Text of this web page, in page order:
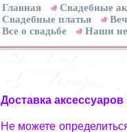
Главная
Свадебные
Cвадебные платья
Все о свадьбе
Наши
Доставка
Не можете